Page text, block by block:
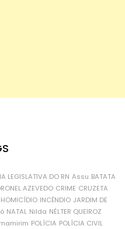
LEGISLATIVA DO RN Assu BATATA
AZEVEDO CRIME CRUZETA
HOMICÍDIO INCÊNDIO JARDIM DE
NATAL Nilda NÉLTER QUEIROZ
POLÍCIA POLÍCIA CIVIL